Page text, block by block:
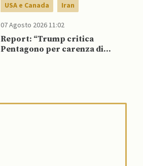
USA e Canada Iran
07 Agosto 2026 11:02
Report: “Trump critica
Pentagono per carenza di